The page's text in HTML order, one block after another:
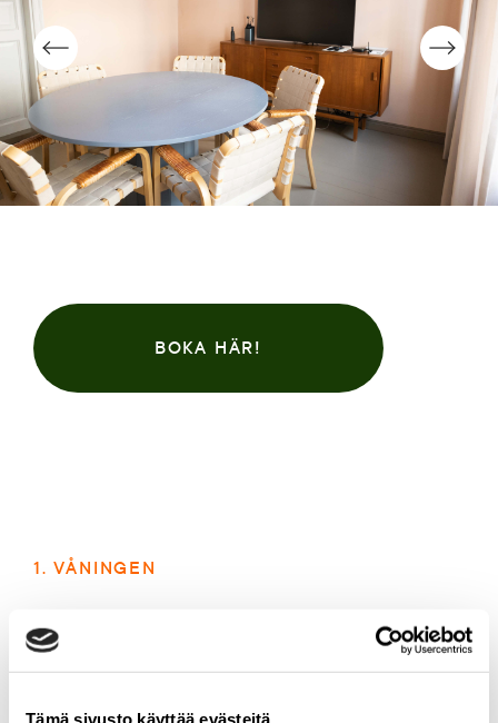
Tämä sivusto käyttää evästeitä
BOKA HÄR!
1. VÅNINGEN
Störa konferensrum
konferensrum. Man har låtit en ursprunglig röd vägg